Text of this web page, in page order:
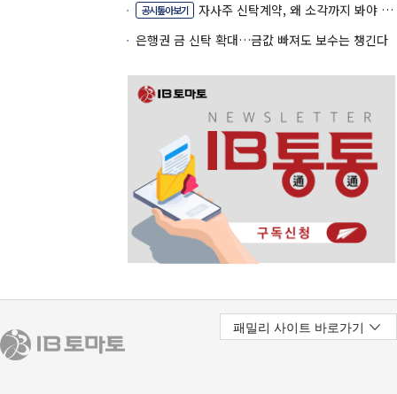
공시톺아보기
자사주 신탁계약, 왜 소각까지 봐야 할까
은행권 금 신탁 확대…금값 빠져도 보수는 챙긴다